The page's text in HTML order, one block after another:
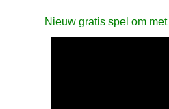
Nieuw gratis spel om